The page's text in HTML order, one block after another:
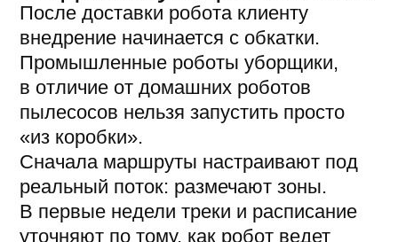
Telegram
ИНН: 7606129189
ООО «Р2Б»
ул. Полушкина Роща, 1,
Ярославль, Россия, 150003
Max
+7 915 970-00-36